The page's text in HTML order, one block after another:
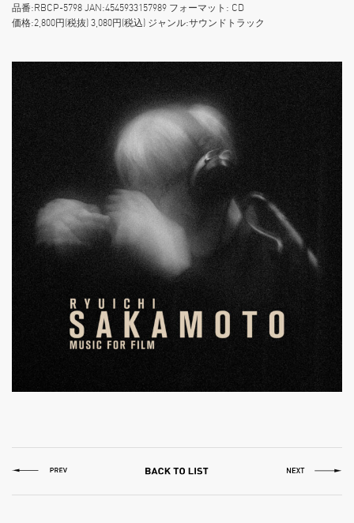
品番:RBCP-5798 JAN:4545933157989 フォーマット: CD
価格:2,800円(税抜) 3,080円(税込) ジャンル:サウンドトラック